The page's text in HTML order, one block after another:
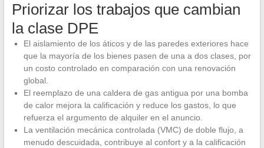
Priorizar los trabajos que cambian
la clase DPE
El aislamiento de los áticos y de las paredes exteriores hace
que la mayoría de los bienes pasen de una a dos clases, por
un costo controlado en comparación con una renovación
global.
El reemplazo de una caldera de gas antigua por una bomba
de calor mejora la calificación y reduce los gastos, lo que
refuerza el argumento de alquiler en el anuncio.
La ventilación mecánica controlada (VMC) de doble flujo, a
menudo descuidada, contribuye al confort y a la calificación